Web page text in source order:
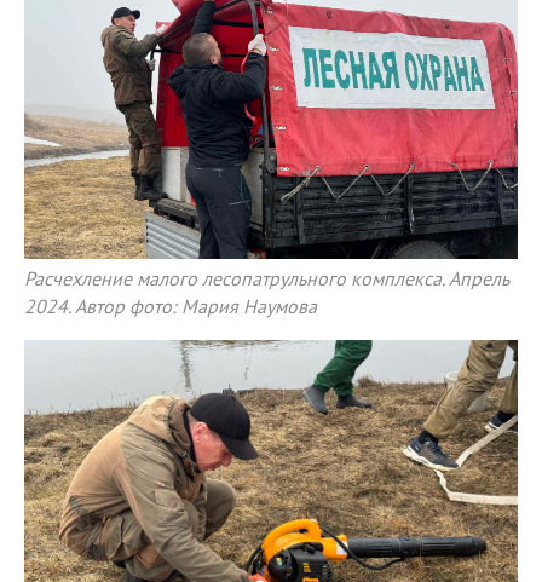
Расчехление малого лесопатрульного комплекса. Апрель
2024. Автор фото: Мария Наумова